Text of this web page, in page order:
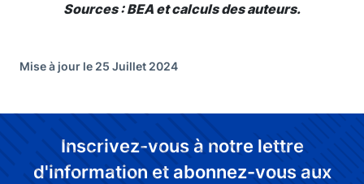
Sources : BEA et calculs des auteurs.
Mise à jour le 25 Juillet 2024
Inscrivez-vous à notre lettre
d'information et abonnez-vous aux